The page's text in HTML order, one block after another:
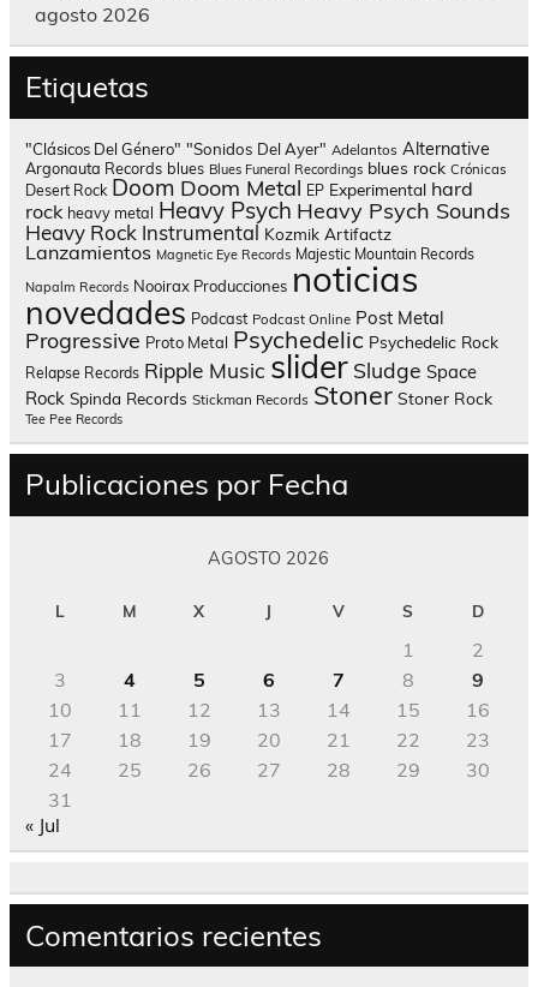
agosto 2026
Etiquetas
"Clásicos Del Género" "Sonidos Del Ayer" Adelantos Alternative
Argonauta Records blues Blues Funeral Recordings blues rock Crónicas
Desert Rock Doom Doom Metal EP Experimental hard
rock heavy metal Heavy Psych Heavy Psych Sounds
Heavy Rock Instrumental Kozmik Artifactz
Lanzamientos Magnetic Eye Records Majestic Mountain Records
Napalm Records Nooirax Producciones noticias
novedades Podcast Podcast Online Post Metal
Progressive Proto Metal Psychedelic Psychedelic Rock
Relapse Records Ripple Music slider Sludge Space
Rock Spinda Records Stickman Records Stoner Stoner Rock
Tee Pee Records
Publicaciones por Fecha
AGOSTO 2026
L M X J V S D
1
2
3
4 5 6 7 8
9
10
11 12 13 14 15
16
17
18 19 20 21 22
23
24
25 26 27 28 29
30
31
« Jul
Comentarios recientes